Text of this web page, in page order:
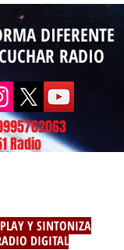
DIFERENTE
RADIO
Radio
Y SINTONIZA
DIGITAL